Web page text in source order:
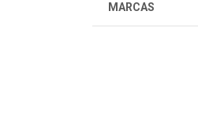
MARCAS